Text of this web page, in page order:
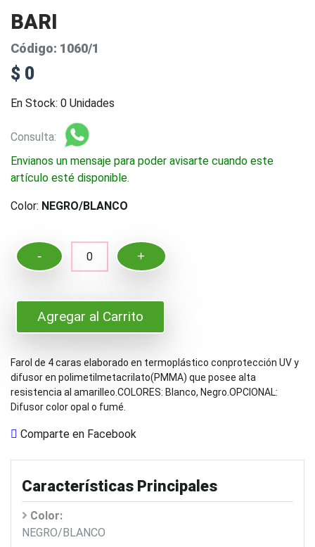
BARI
Código: 1060/1
$ 0
En Stock: 0 Unidades
Consulta:
Envianos un mensaje para poder avisarte cuando este
artículo esté disponible.
Color: NEGRO/BLANCO
- 0 +
Agregar al Carrito
Farol de 4 caras elaborado en termoplástico conprotección UV y
difusor en polimetilmetacrilato(PMMA) que posee alta
resistencia al amarilleo.COLORES: Blanco, Negro.OPCIONAL:
Difusor color opal o fumé.
Comparte en Facebook
Características Principales
Color:
NEGRO/BLANCO